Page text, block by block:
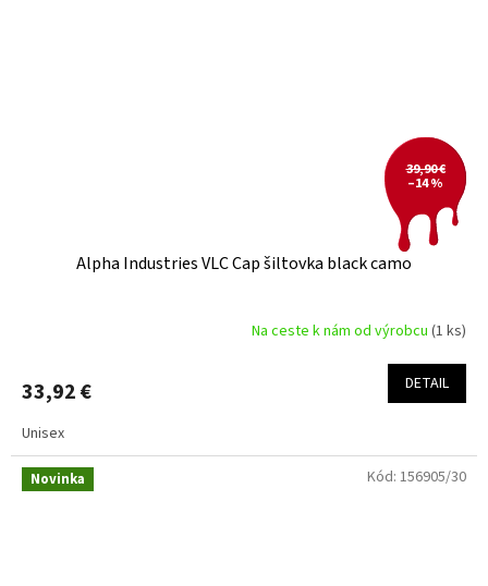
39,90 €
–14 %
Alpha Industries VLC Cap šiltovka black camo
Na ceste k nám od výrobcu (1 ks)
33,92 € DETAIL
Unisex
Novinka Kód: 156905/30